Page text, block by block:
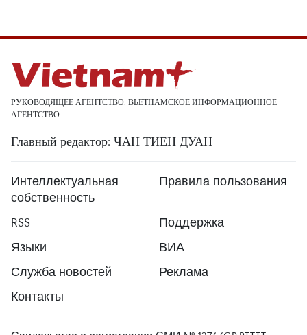
РУКОВОДЯЩЕЕ АГЕНТСТВО: ВЬЕТНАМСКОЕ ИНФОРМАЦИОННОЕ
АГЕНТСТВО
Главный редактор: ЧАН ТИЕН ДУАН
Интеллектуальная
собственность
Правила пользования
RSS
Поддержка
Языки
ВИА
Служба новостей
Реклама
Контакты